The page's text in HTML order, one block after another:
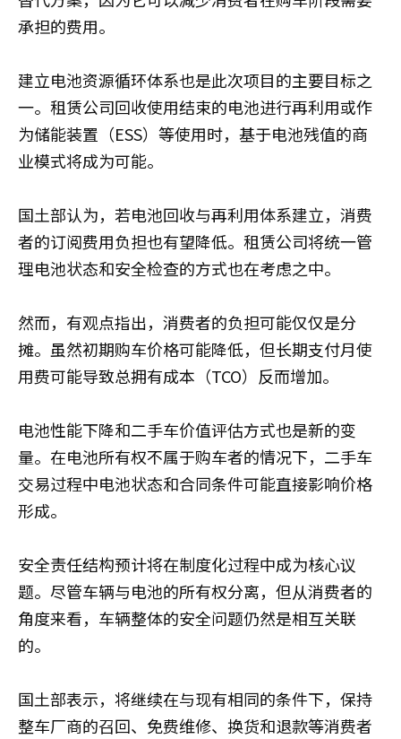
承担的费用。
建立电池资源循环体系也是此次项目的主要目标之
一。租赁公司回收使用结束的电池进行再利用或作
为储能装置（ESS）等使用时，基于电池残值的商
业模式将成为可能。
国土部认为，若电池回收与再利用体系建立，消费
者的订阅费用负担也有望降低。租赁公司将统一管
理电池状态和安全检查的方式也在考虑之中。
然而，有观点指出，消费者的负担可能仅仅是分
摊。虽然初期购车价格可能降低，但长期支付月使
用费可能导致总拥有成本（TCO）反而增加。
电池性能下降和二手车价值评估方式也是新的变
量。在电池所有权不属于购车者的情况下，二手车
交易过程中电池状态和合同条件可能直接影响价格
形成。
安全责任结构预计将在制度化过程中成为核心议
题。尽管车辆与电池的所有权分离，但从消费者的
角度来看，车辆整体的安全问题仍然是相互关联
的。
国土部表示，将继续在与现有相同的条件下，保持
整车厂商的召回、免费维修、换货和退款等消费者